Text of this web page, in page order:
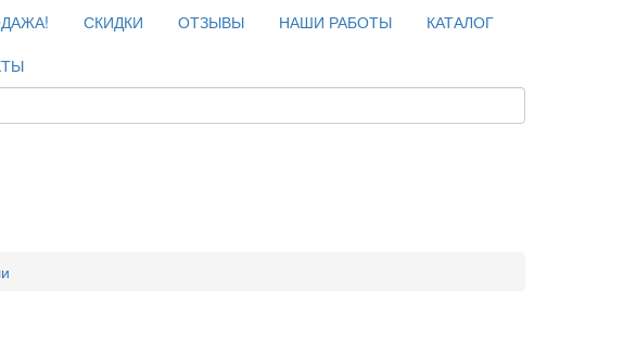
СКИДКИ ОТЗЫВЫ НАШИ РАБОТЫ
КАТАЛОГ